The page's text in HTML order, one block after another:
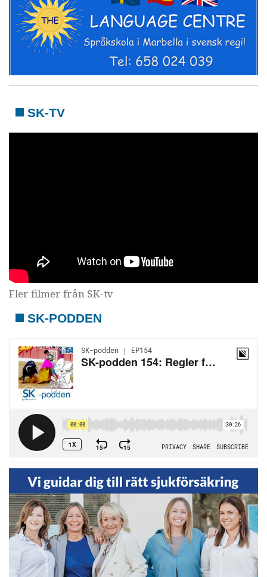
SK-TV
Fler filmer från SK-tv
SK-PODDEN